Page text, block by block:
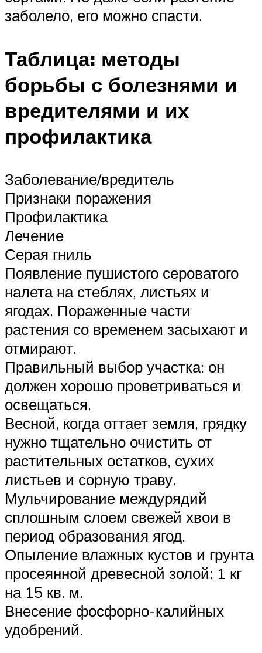
заболело, его можно спасти.
Таблица: методы
борьбы с болезнями и
вредителями и их
профилактика
Заболевание/вредитель
Признаки поражения
Профилактика
Лечение
Серая гниль
Появление пушистого сероватого
налета на стеблях, листьях и
ягодах. Пораженные части
растения со временем засыхают и
отмирают.
Правильный выбор участка: он
должен хорошо проветриваться и
освещаться.
Весной, когда оттает земля, грядку
нужно тщательно очистить от
растительных остатков, сухих
листьев и сорную траву.
Мульчирование междурядий
сплошным слоем свежей хвои в
период образования ягод.
Опыление влажных кустов и грунта
просеянной древесной золой: 1 кг
на 15 кв. м.
Внесение фосфорно-калийных
удобрений.